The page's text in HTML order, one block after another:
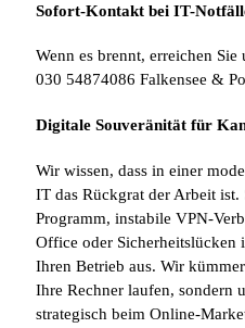
Sofort-Kontakt bei IT-
Wenn es brennt, erreichen
030 54874086 Falkensee &
Digitale Souveränität für
Wir wissen, dass in einer
IT das Rückgrat der Arbeit
Programm, instabile VPN-
Office oder Sicherheitslücken
Ihren Betrieb aus. Wir
Ihre Rechner laufen, sondern
strategisch beim Online-